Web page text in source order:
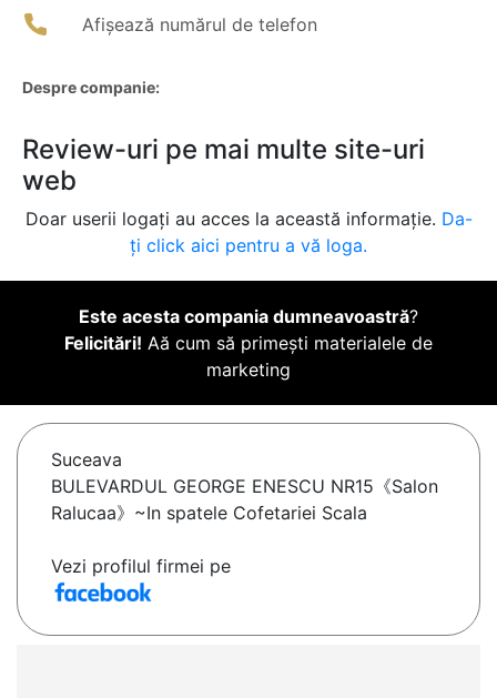
Afișează numărul de telefon
Despre companie:
Review-uri pe mai multe site-uri
web
Doar userii logați au acces la această informație. Da-
ți click aici pentru a vă loga.
Este acesta compania dumneavoastră?
Felicitări! Aă cum să primești materialele de
marketing
Suceava
BULEVARDUL GEORGE ENESCU NR15《Salon
Ralucaa》~In spatele Cofetariei Scala
Vezi profilul firmei pe